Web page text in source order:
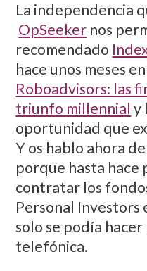
La independencia
OpSeeker nos
recomendado
hace unos meses
Roboadvisors: las
triunfo millennial y
oportunidad que
Y os hablo ahora
porque hasta hace
contratar los
Personal Investors
solo se podía
telefónica.